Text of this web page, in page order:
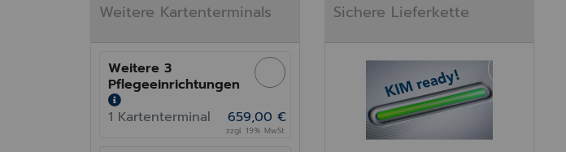
Weitere Kartenterminals
Weitere 3
Pflegeeinrichtungen
1 Kartenterminal
659,00 €
zzgl. 19% MwSt.
Sichere Lieferkette